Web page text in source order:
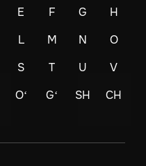
E F G
H
L M N
O
S T U
V
Oʻ Gʻ SH CH